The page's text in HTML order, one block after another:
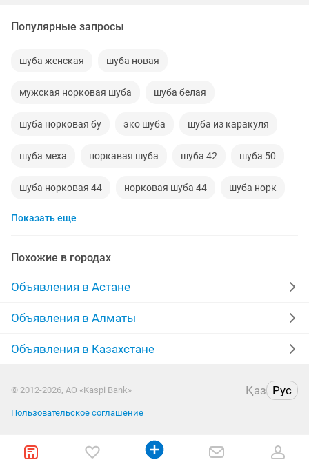
Популярные запросы
шуба женская шуба новая
мужская норковая шуба шуба белая
шуба норковая бу эко шуба шуба из каракуля
шуба меха норкавая шуба шуба 42 шуба 50
шуба норковая 44 норковая шуба 44 шуба норк
шуба длинная
шуба 44 шуба из лисы
шуба в рассрочку
Показать еще
Похожие в городах
Объявления в Астане
Объявления в Алматы
Объявления в Казахстане
© 2012-2026, АО «Kaspi Bank» Қаз Рус
Пользовательское соглашение